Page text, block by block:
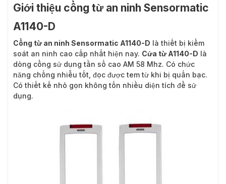
Thông số kỹ thuật của cửa từ an ninh A1140-
D
Giới thiệu cổng từ an ninh Sensormatic
A1140-D
Cổng từ an ninh Sensormatic A1140-D là thiết bị kiểm
soát an ninh cao cấp nhất hiện nay. Cửa từ A1140-D là
dòng cổng sử dụng tần số cao AM 58 Mhz. Có chức
năng chống nhiễu tốt, đọc được tem từ khi bị quấn bạc.
Có thiết kế nhỏ gọn không tốn nhiều diện tích để sử
dụng.